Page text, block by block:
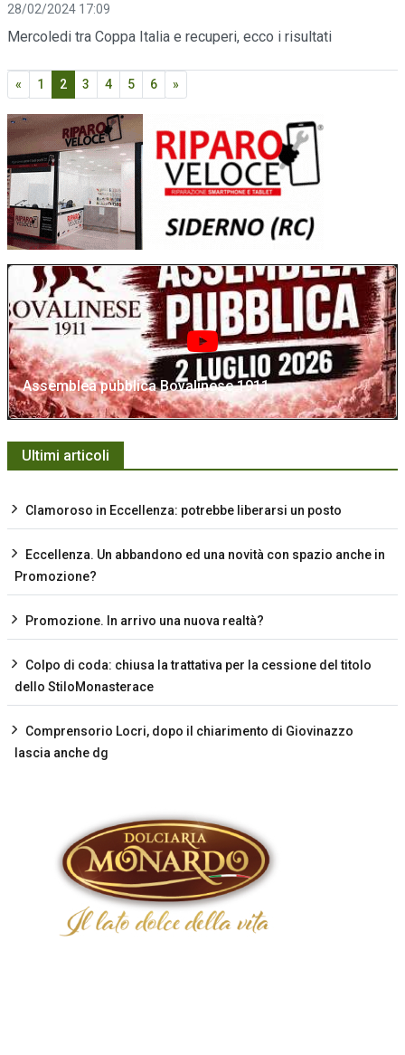
28/02/2024 17:09
Mercoledi tra Coppa Italia e recuperi, ecco i risultati
« 1 2 3 4 5 6 »
Assemblea pubblica Bovalinese 1911
Ultimi articoli
Clamoroso in Eccellenza: potrebbe liberarsi un posto
Eccellenza. Un abbandono ed una novità con spazio anche in
Promozione?
Promozione. In arrivo una nuova realtà?
Colpo di coda: chiusa la trattativa per la cessione del titolo
dello StiloMonasterace
Comprensorio Locri, dopo il chiarimento di Giovinazzo
lascia anche dg